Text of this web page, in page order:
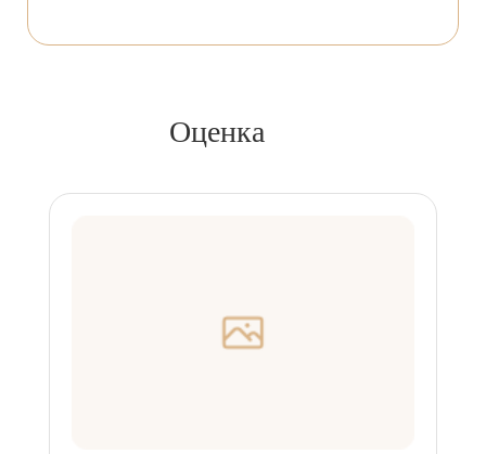
Оценка